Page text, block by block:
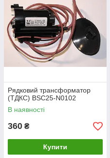
Рядковий трансформатор
(ТДКС) BSC25-N0102
В наявності
360 ₴
Купити